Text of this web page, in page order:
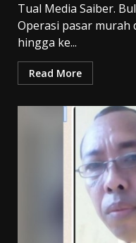
Tual Media Saiber.
Operasi pasar murah
hingga ke...
Read More